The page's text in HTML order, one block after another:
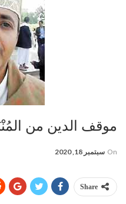
موقف الدين من
On سبتمبر 18, 2020
Share